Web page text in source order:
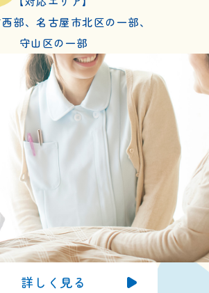
部、名古屋市北区の一部、
守山区の一部
詳しく見る
0568-35-5586